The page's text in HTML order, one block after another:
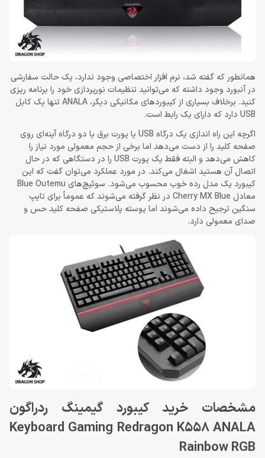
همانطور که گفته شد، نرم افزار اختصاصی وجود ندارد، یک حالت سفارشی
در آنبورد وجود داشته که می‌توانید تنظیمات نورپردازی خود را برنامه ریزی
کنید. برخلاف بسیاری از کیبوردهای مکانیکی دیگر، ANALA تنها یک کابل
USB دارد که دارای یک رابط است.
اگرچه این راه اندازی یک درگاه USB یا پورت برق یا دو درگاه آینه‌ای روی
صفحه ‌کلید را از دست می‌دهد اما برخی از حجم معمولی مورد نیاز را
کاهش می‌دهد و البته فقط یک پورت USB را در دستگاهی که در حال
اتصال آن هستید اشغال می‌کند. در مورد عملکرد می‌توان گفت که این
کیبورد یک مدل رده خوب محسوب می‌شود. سوئیچ‌های Blue Outemu
معادل Cherry MX Blue در نظر گرفته می‌شوند که عموماً برای تایپ
سنگین ترجیح داده می‌شوند اما پوسته پلاستیکی صفحه کلید حس و
صدای معمولی دارد.
مشخصات خرید کیبورد گیمینگ ردراگون
Keyboard Gaming Redragon K558 ANALA
Rainbow RGB